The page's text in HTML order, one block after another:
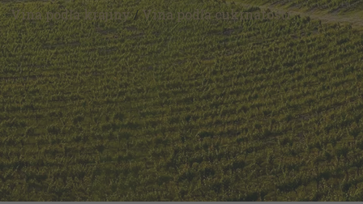
Vína podľa krajiny/Vína podľa cukrnatosti